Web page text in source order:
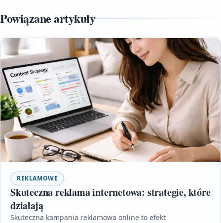
Powiązane artykuły
REKLAMOWE
Skuteczna reklama internetowa: strategie, które
działają
Skuteczna kampania reklamowa online to efekt